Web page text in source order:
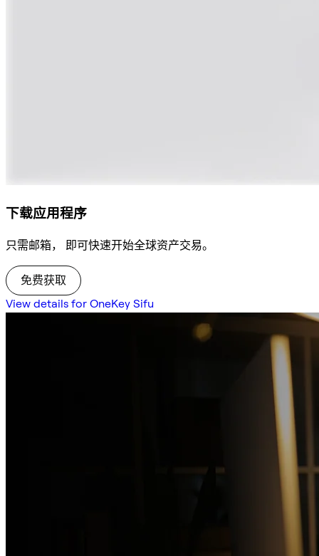
下载应用程序
只需邮箱， 即可快速开始全球资产交易。
免费获取
View details for OneKey Sifu